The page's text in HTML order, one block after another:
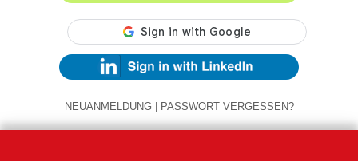
NEUANMELDUNG | PASSWORT VERGESSEN?